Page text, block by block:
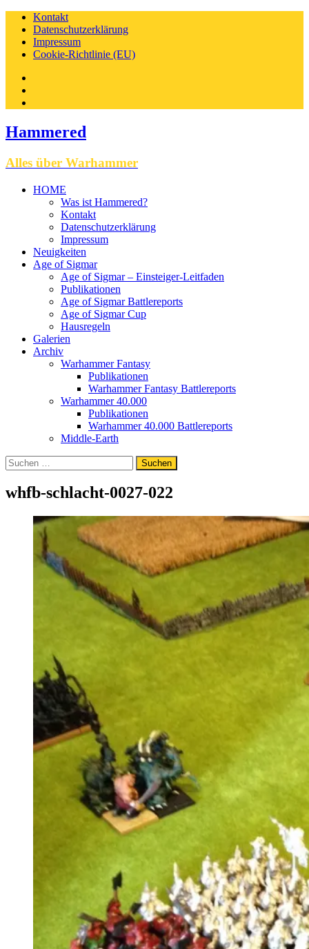
Kontakt
Datenschutzerklärung
Impressum
Cookie-Richtlinie (EU)
Hammered
Alles über Warhammer
HOME
Was ist Hammered?
Kontakt
Datenschutzerklärung
Impressum
Neuigkeiten
Age of Sigmar
Age of Sigmar – Einsteiger-Leitfaden
Publikationen
Age of Sigmar Battlereports
Age of Sigmar Cup
Hausregeln
Galerien
Archiv
Warhammer Fantasy
Publikationen
Warhammer Fantasy Battlereports
Warhammer 40.000
Publikationen
Warhammer 40.000 Battlereports
Middle-Earth
Suchen
nach:
whfb-schlacht-0027-022